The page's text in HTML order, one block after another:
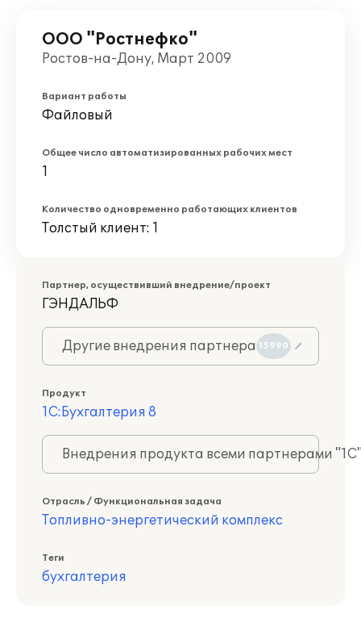
ООО "Ростнефко"
Ростов-на-Дону, Март 2009
Вариант работы
Файловый
Общее число автоматизированных рабочих мест
1
Количество одновременно работающих клиентов
Толстый клиент: 1
Партнер, осуществивший внедрение/проект
ГЭНДАЛЬФ
Другие внедрения партнера 15990
Продукт
1С:Бухгалтерия 8
Внедрения продукта всеми партнерами
Отрасль / Функциональная задача
Топливно-энергетический комплекс
Теги
бухгалтерия